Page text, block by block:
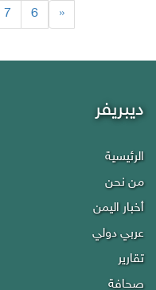
«
6
7
ديبريفر
الرئيسية
من نحن
أخبار اليمن
عربي دولي
تقارير
صحافة